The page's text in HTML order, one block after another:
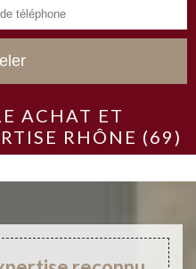
ACHAT ET
RHÔNE (69)